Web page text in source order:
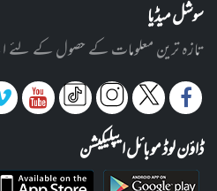
سوشل میڈیا
تازہ ترین معلومات کے حصول کے لئے
ڈاؤن لوڈ موبائل ایپلیکیشن